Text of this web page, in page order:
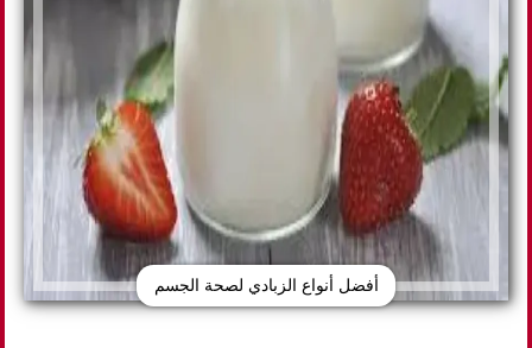
أفضل أنواع الزبادي لصحة الجسم